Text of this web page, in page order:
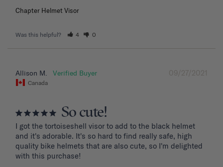
Chapter Helmet Visor
Was this helpful? 4 0
09/27/2021
Allison M.
Canada
So cute!
I got the tortoiseshell visor to add to the black helmet
and it's adorable. It's so hard to find really safe, high
quality bike helmets that are also cute, so I'm delighted
with this purchase!